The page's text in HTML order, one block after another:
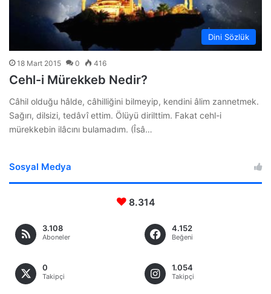
Dini Sözlük
18 Mart 2015 0 416
Cehl-i Mürekkeb Nedir?
Câhil olduğu hâlde, câhilliğini bilmeyip, kendini âlim zannetmek.
Sağırı, dilsizi, tedâvî ettim. Ölüyü dirilttim. Fakat cehl-i
mürekkebin ilâcını bulamadım. (Îsâ…
Sosyal Medya
8.314
3.108
Aboneler
4.152
Beğeni
0
Takipçi
1.054
Takipçi